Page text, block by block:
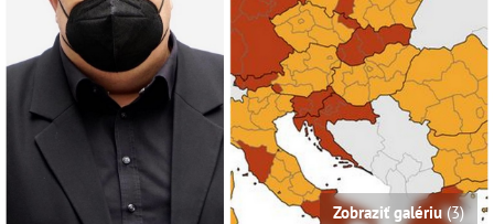
Zobraziť galériu(3)